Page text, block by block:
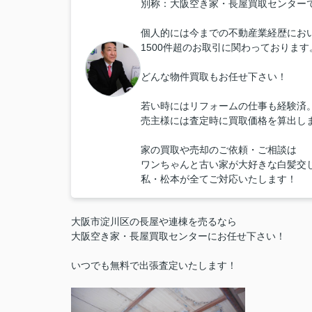
別称：大阪空き家・長屋買取センター
個人的には今までの不動産業経歴にお
1500件超のお取引に関わっております
どんな物件買取もお任せ下さい！
若い時にはリフォームの仕事も経験済。
売主様には査定時に買取価格を算出し
家の買取や売却のご依頼・ご相談は
ワンちゃんと古い家が大好きな白髪交
私・松本が全てご対応いたします！
大阪市淀川区の長屋や連棟を売るなら
大阪空き家・長屋買取センターにお任せ下さい！
いつでも無料で出張査定いたします！